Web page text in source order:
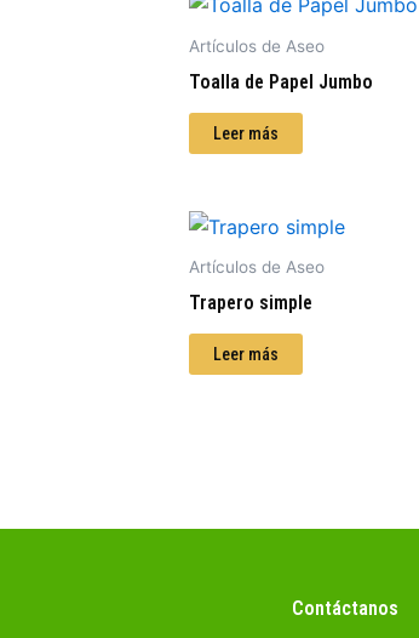
Artículos de Aseo
Toalla de Papel Jumbo
Leer más
Artículos de Aseo
Trapero simple
Leer más
Contáctanos